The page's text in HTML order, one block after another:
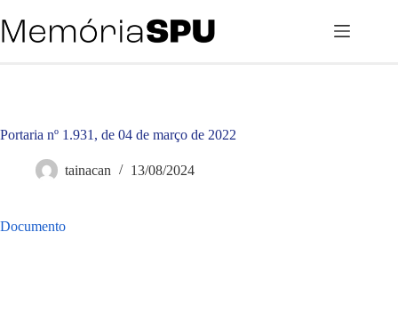
para
o
Portaria nº 1.931, de 04 de março de 2022
tainacan 13/08/2024
Documento